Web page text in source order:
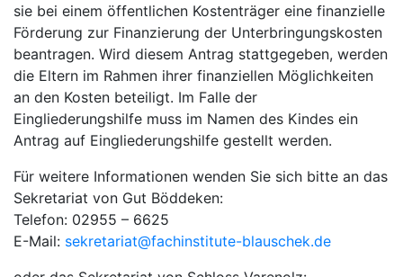
sie bei einem öffentlichen Kostenträger eine finanzielle
Förderung zur Finanzierung der Unterbringungskosten
beantragen. Wird diesem Antrag stattgegeben, werden
die Eltern im Rahmen ihrer finanziellen Möglichkeiten
an den Kosten beteiligt. Im Falle der
Eingliederungshilfe muss im Namen des Kindes ein
Antrag auf Eingliederungshilfe gestellt werden.
Für weitere Informationen wenden Sie sich bitte an das
Sekretariat von Gut Böddeken:
Telefon: 02955 – 6625
E-Mail: sekretariat@fachinstitute-blauschek.de